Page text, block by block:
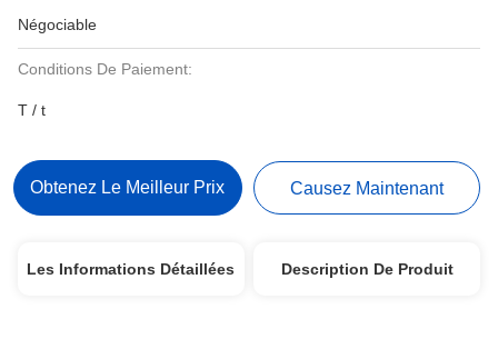
Négociable
Conditions De Paiement:
T / t
Obtenez Le Meilleur Prix Causez Maintenant
Les Informations Détaillées Description De Produit